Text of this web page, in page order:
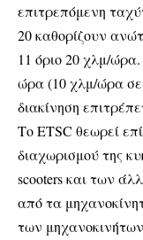
επιτρεπόμενη
20 καθορίζουν
11 όριο 20 χλμ/
ώρα (10 χλμ/ώρα σε
διακίνηση
Το ETSC θεωρεί
διαχωρισμού της
scooters και των
από τα
των